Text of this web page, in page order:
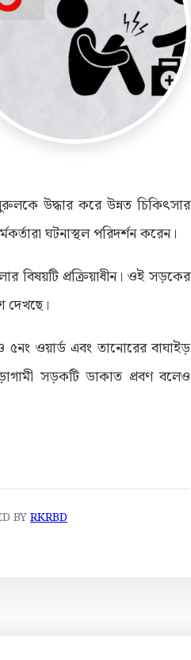
উদ্ধার করে উন্নত চিকিৎসার
ঘটনাস্থল পরিদর্শন করেন।
বিষয়টি প্রক্রিয়াধীন। ওই সড়কের
দেখছে।
ওয়ার্ড এবং তানোরের বাঘাইড়
সড়কটি ডাকাত প্রবণ বলেও
BYRKRBD